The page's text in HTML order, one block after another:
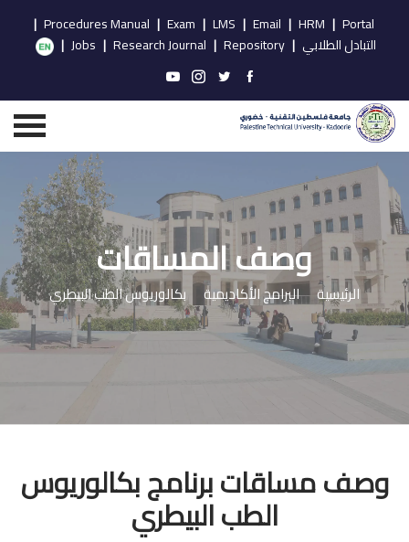
Portal
|
HRM
|
Email
|
LMS
|
Exam
|
Procedures Manual
|
التبادل الطلابي |
Repository
|
Research Journal
|
Jobs
|
وصف المساقات
الرئيسية البرامج الأكاديمية بكالوريوس الطب البيطري
وصف مساقات برنامج بكالوريوس
الطب البيطري